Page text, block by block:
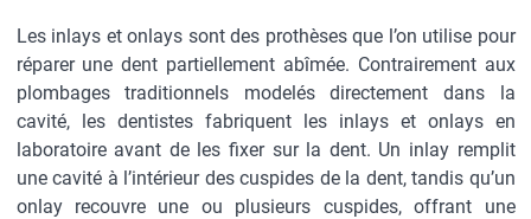
Les inlays et onlays sont des prothèses que l’on utilise pour
réparer une dent partiellement abîmée. Contrairement aux
plombages traditionnels modelés directement dans la
cavité, les dentistes fabriquent les inlays et onlays en
laboratoire avant de les fixer sur la dent. Un inlay remplit
une cavité à l’intérieur des cuspides de la dent, tandis qu’un
onlay recouvre une ou plusieurs cuspides, offrant une